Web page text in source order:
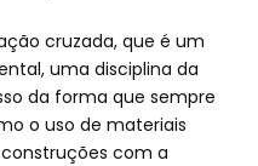
cruzada, que é um
uma disciplina da
da forma que sempre
o uso de materiais
com a